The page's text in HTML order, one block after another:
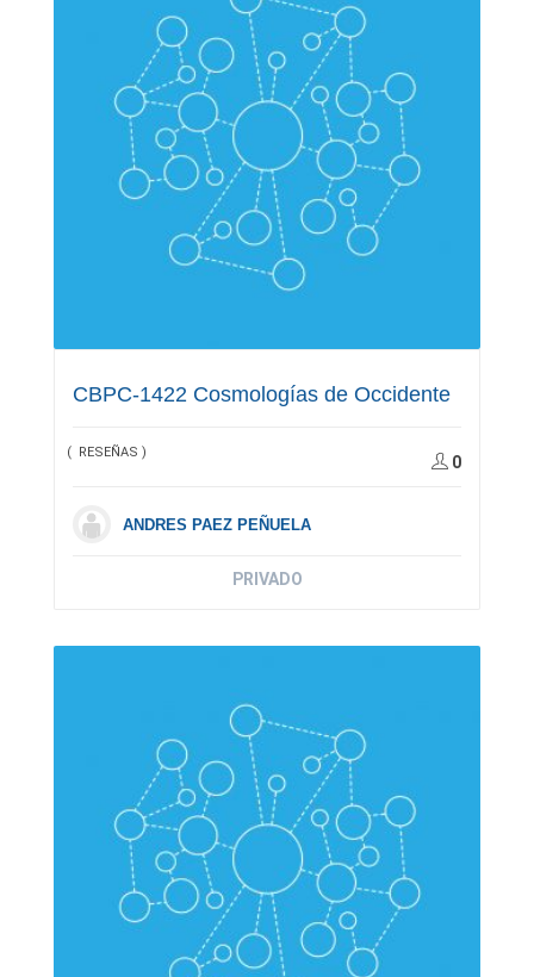
CBPC-1422 Cosmologías de Occidente
( RESEÑAS )
0
ANDRES PAEZ PEÑUELA
PRIVADO